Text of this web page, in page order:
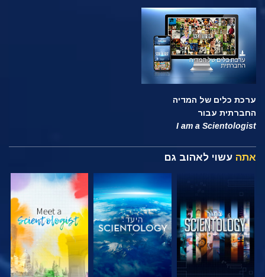
ערכת כלים של המדיה
החברתית עבור
I am a Scientologist
אתה עשוי לאהוב גם